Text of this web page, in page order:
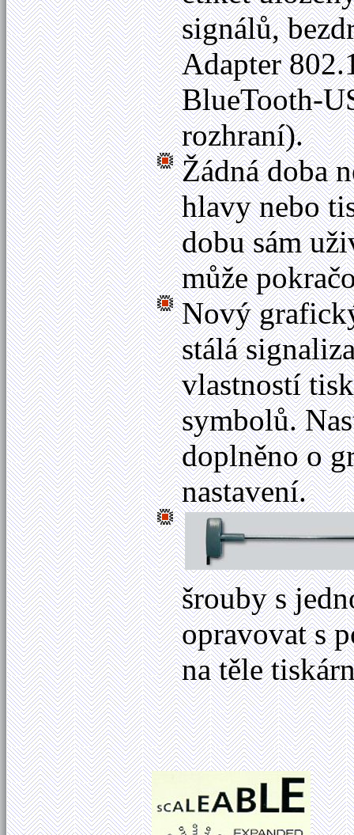
signálů,
Adapter
BlueTooth-
rozhraní).
Žádná doba
hlavy nebo
dobu sám
může
Nový
stálá
vlastností
symbolů.
doplněno o
nastavení.
šrouby s
opravovat s
na těle